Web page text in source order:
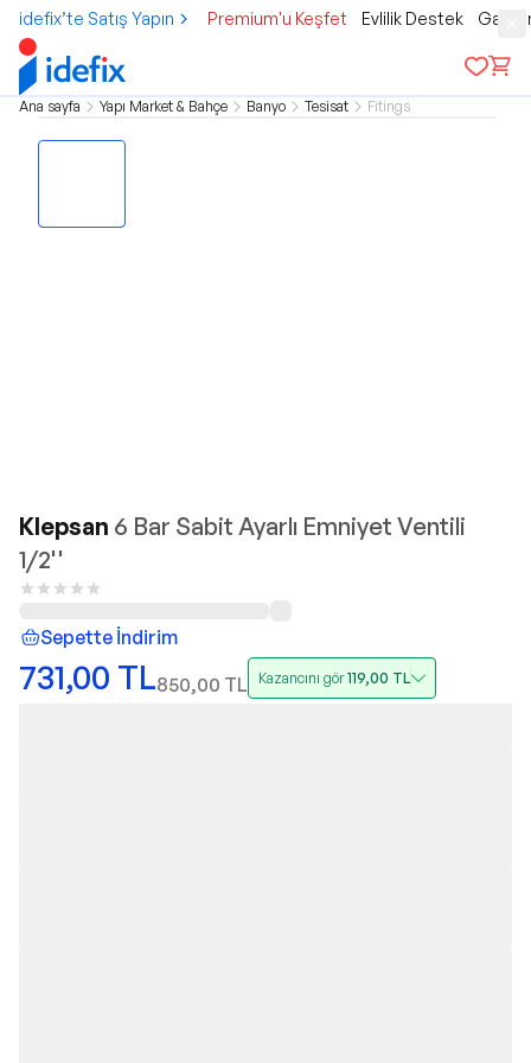
idefix’te Satış Yapın Premium'u Keşfet Evlilik Destek
Ana sayfa Yapı Market & Bahçe Banyo Tesisat Fitings
Klepsan 6 Bar Sabit Ayarlı Emniyet Ventili
1/2''
Sepette İndirim
731,00 TL850,00 TL Kazancını gör119,00 TL